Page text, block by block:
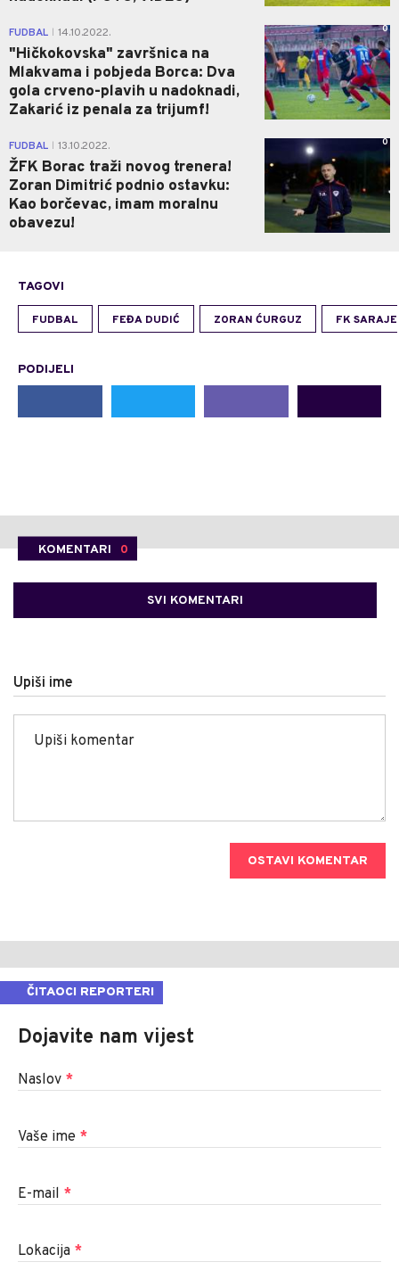
FUDBAL 14.10.2022.
"Hičkokovska" završnica na
Mlakvama i pobjeda Borca: Dva
gola crveno-plavih u nadoknadi,
Zakarić iz penala za trijumf!
0
FUDBAL 13.10.2022.
ŽFK Borac traži novog trenera!
Zoran Dimitrić podnio ostavku:
Kao borčevac, imam moralnu
obavezu!
0
TAGOVI
FUDBAL FEĐA DUDIĆ ZORAN ĆURGUZ FK
PODIJELI
KOMENTARI 0
SVI KOMENTARI
Upiši ime
OSTAVI KOMENTAR
ČITAOCI REPORTERI
Dojavite nam vijest
Naslov *
Vaše ime *
E-mail *
Lokacija *